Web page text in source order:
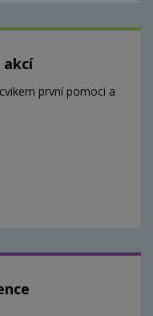
první pomoci a